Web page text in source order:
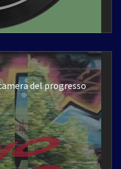
del progresso